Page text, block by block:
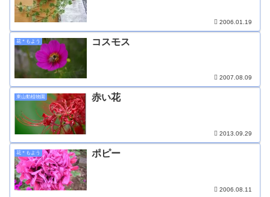
2006.01.19
花＊もよう コスモス
2007.08.09
東山動植物園 赤い花
2013.09.29
花＊もよう ポピー
2006.08.11